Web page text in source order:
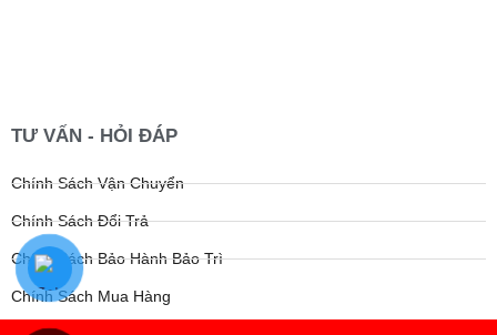
TƯ VẤN - HỎI ĐÁP
Chính Sách Vận Chuyển
Chính Sách Đổi Trả
Chính Sách Bảo Hành Bảo Trì
Chính Sách Mua Hàng